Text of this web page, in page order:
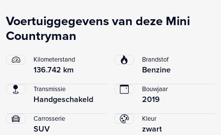
Voertuiggegevens van deze Mini
Countryman
Kilometerstand
136.742 km
Brandstof
Benzine
Transmissie
Handgeschakeld
Bouwjaar
2019
Carrosserie
SUV
Kleur
zwart